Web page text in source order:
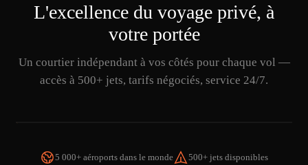
L'excellence du voyage privé, à
votre portée
Un courtier indépendant à vos côtés pour chaque vol —
accès à 500+ jets, tarifs négociés, service 24/7.
5 000+ aéroports dans le monde
500+ jets disponibles